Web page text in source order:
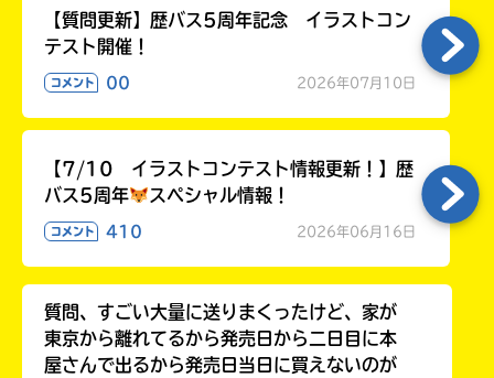
【質問更新】歴バス5周年記念 イラストコン
テスト開催！
コメント 00 2026年07月10日
【7/10 イラストコンテスト情報更新！】歴
バス5周年
スペシャル情報！
コメント 410 2026年06月16日
質問、すごい大量に送りまくったけど、家が
東京から離れてるから発売日から二日目に本
屋さんで出るから発売日当日に買えないのが